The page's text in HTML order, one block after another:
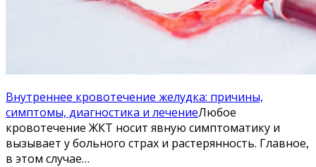
Внутреннее кровотечение желудка: причины,
симптомы, диагностика и лечениеЛюбое
кровотечение ЖКТ носит явную симптоматику и
вызывает у больного страх и растерянность. Главное,
в этом случае…